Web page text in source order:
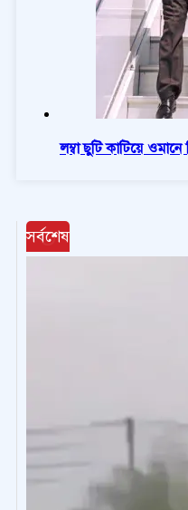
লম্বা ছুটি কাটিয়ে
সর্বশেষ